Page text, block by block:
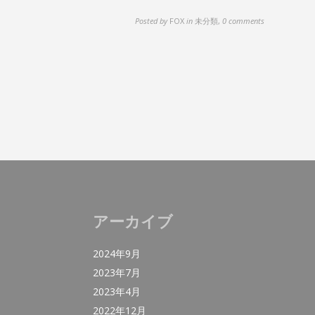
Posted by FOX in 未分類, 0 comments
アーカイブ
2024年9月
2023年7月
2023年4月
2022年12月